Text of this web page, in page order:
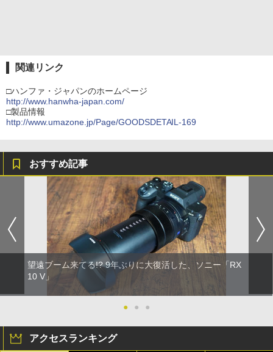
関連リンク
□ハンファ・ジャパンのホームページ
http://www.hanwha-japan.com/
□製品情報
http://www.umazone.jp/Page/GOODSDETAIL-169
おすすめ記事
望遠ブーム来てる!? 9年ぶりに大復活した、ソニー「RX
10 V」
● ● ●
アクセスランキング